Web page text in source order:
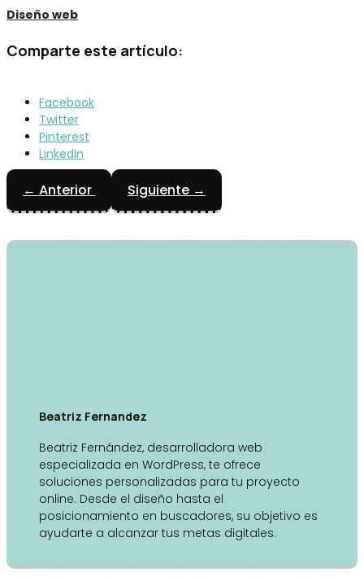
Diseño web
Comparte este artículo:
Facebook
Twitter
Pinterest
LinkedIn
← Anterior Siguiente →
Beatriz Fernandez
Beatriz Fernández, desarrolladora web
especializada en WordPress, te ofrece
soluciones personalizadas para tu proyecto
online. Desde el diseño hasta el
posicionamiento en buscadores, su objetivo es
ayudarte a alcanzar tus metas digitales.